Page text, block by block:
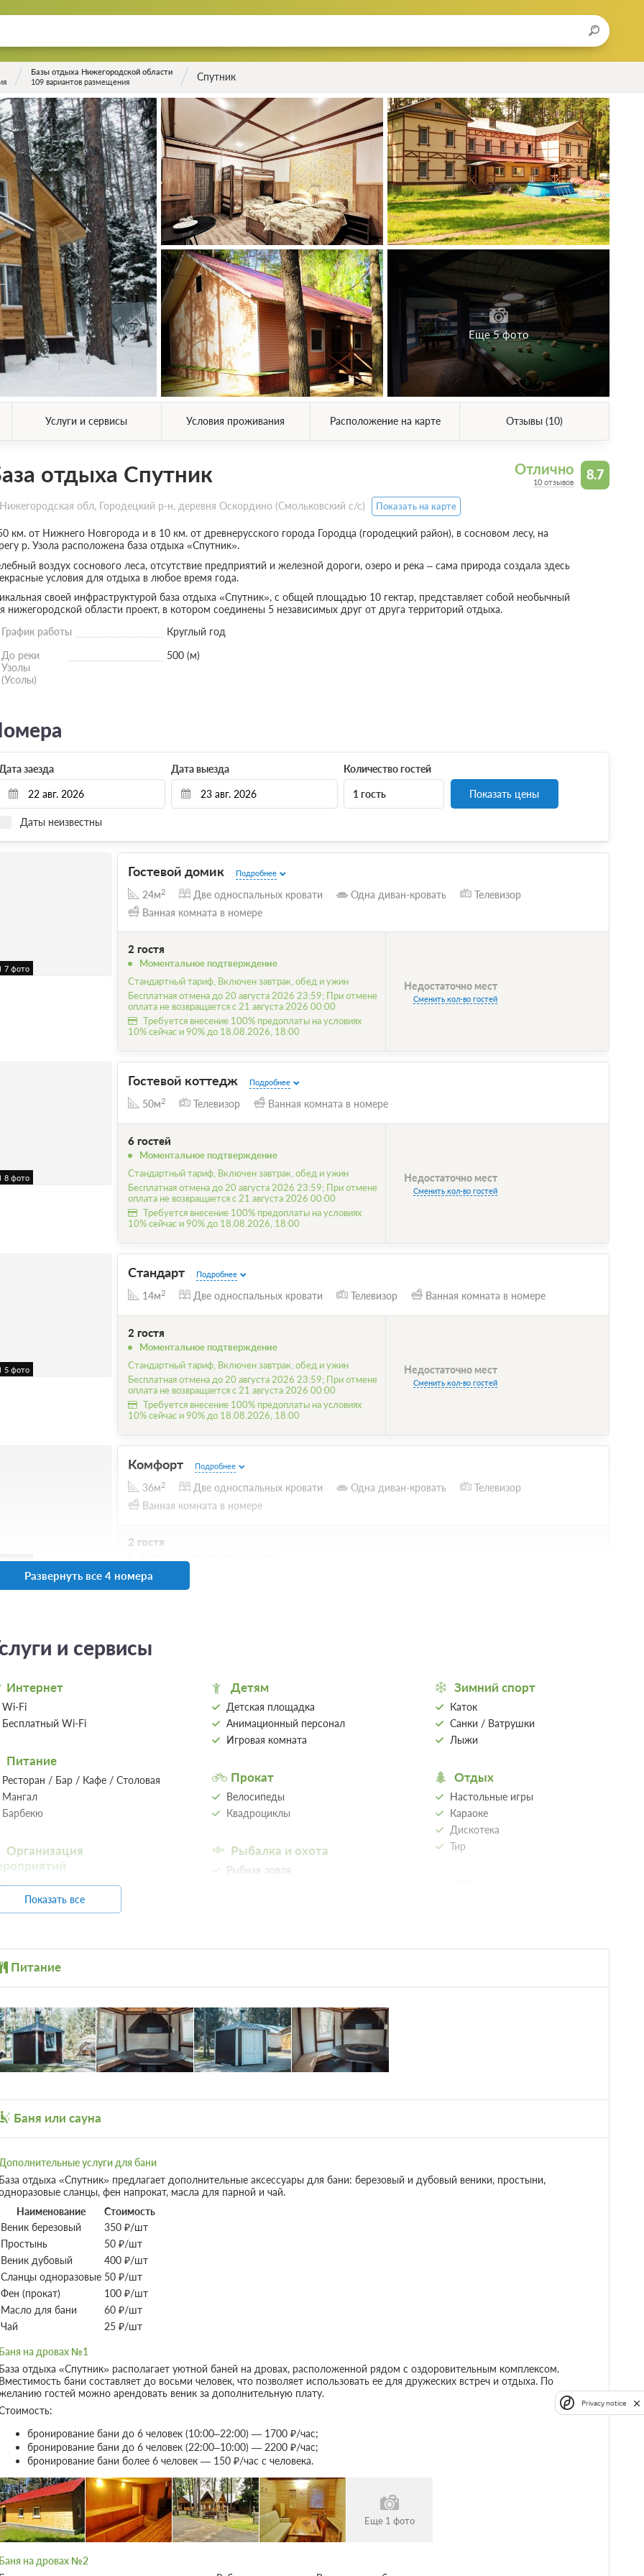
Базы отдыха Нижегородской области
109 вариантов размещения
Спутник
Еще 5 фото
Услуги и сервисы Условия проживания Расположение на карте Отзывы (10)
8.7
Отлично
10 отзывов
отдыха Спутник
обл, Городецкий р-н, деревня Оскордино (Смольковский с/с) Показать на карте
км. от Нижнего Новгорода и в 10 км. от древнерусского города Городца (городецкий район), в сосновом лесу, на
р. Узола расположена база отдыха «Спутник».
воздух соснового леса, отсутствие предприятий и железной дороги, озеро и река – сама природа создала здесь
условия для отдыха в любое время года.
своей инфраструктурой база отдыха «Спутник», с общей площадью 10 гектар, представляет собой необычный
нижегородской области проект, в котором соединены 5 независимых друг от друга территорий отдыха.
График работы
Круглый год
До реки
Узолы
(Усолы)
500 (м)
заезда Дата выезда
Даты неизвестны
Количество гостей
1 гость Показать цены
7 фото
Гостевой домик Подробнее
24м2 Две односпальных кровати Одна диван-кровать
Телевизор
Ванная комната в номере
2 гостя
Моментальное подтверждение
Стандартный тариф, Включен завтрак, обед и ужин
Бесплатная отмена до 20 августа 2026 23:59; При отмене
оплата не возвращается с 21 августа 2026 00:00
Требуется внесение 100% предоплаты на условиях
10% сейчас и 90% до 18.08.2026, 18:00
Недостаточно мест
Сменить кол-во гостей
8 фото
Гостевой коттедж Подробнее
50м2 Телевизор Ванная комната в номере
6 гостей
Моментальное подтверждение
Стандартный тариф, Включен завтрак, обед и ужин
Бесплатная отмена до 20 августа 2026 23:59; При отмене
оплата не возвращается с 21 августа 2026 00:00
Требуется внесение 100% предоплаты на условиях
10% сейчас и 90% до 18.08.2026, 18:00
Недостаточно мест
Сменить кол-во гостей
5 фото
Стандарт Подробнее
14м2 Две односпальных кровати Телевизор Ванная комната в номере
2 гостя
Моментальное подтверждение
Стандартный тариф, Включен завтрак, обед и ужин
Бесплатная отмена до 20 августа 2026 23:59; При отмене
оплата не возвращается с 21 августа 2026 00:00
Требуется внесение 100% предоплаты на условиях
10% сейчас и 90% до 18.08.2026, 18:00
Недостаточно мест
Сменить кол-во гостей
7 фото
Комфорт Подробнее
36м2 Две односпальных кровати Одна диван-кровать
Телевизор
Ванная комната в номере
2 гостя
Стандартный тариф, Включен завтрак, обед и ужин
Бесплатная отмена до 20 августа 2026 23:59; При отмене
Развернуть все 4 номера
и сервисы
Интернет
Wi-Fi
Бесплатный Wi-Fi
Питание
Ресторан / Бар / Кафе / Столовая
Мангал
Барбекю
Организация
Беседка
Банкетный зал
Тим-билдинг
Организация свадеб
Парковка
Автостоянка / Парковка
Детям
Детская площадка
Анимационный персонал
Игровая комната
Прокат
Велосипеды
Квадроциклы
Рыбалка и охота
Рыбная ловля
Тренажерный зал
Бильярд
Аэрохоккей
Зимний спорт
Каток
Санки / Ватрушки
Лыжи
Отдых
Настольные игры
Караоке
Дискотека
Тир
Массаж
Показать все
Питание
Баня или сауна
услуги для бани
отдыха «Спутник» предлагает дополнительные аксессуары для бани: березовый и дубовый веники, простыни,
сланцы, фен напрокат, масла для парной и чай.
Наименование
Стоимость
Веник березовый
350 ₽/шт
Простынь
50 ₽/шт
Веник дубовый
400 ₽/шт
Сланцы одноразовые 50 ₽/шт
Фен (прокат)
100 ₽/шт
Масло для бани
60 ₽/шт
Чай
25 ₽/шт
на дровах №1
отдыха «Спутник» располагает уютной баней на дровах, расположенной рядом с оздоровительным комплексом.
бани составляет до восьми человек, что позволяет использовать ее для дружеских встреч и отдыха. По
гостей можно арендовать веник за дополнительную плату.
бронирование бани до 6 человек (10:00–22:00) — 1700 ₽/час;
бронирование бани до 6 человек (22:00–10:00) — 2200 ₽/час;
бронирование бани более 6 человек — 150 ₽/час с человека.
Еще 1 фото
на дровах №2
Privacy notice